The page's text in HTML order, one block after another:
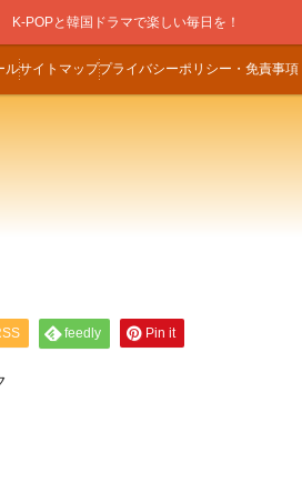
K-POPと韓国ドラマで楽しい毎日を！
ルサイトマッププライバシーポリシー・免責事項
feedly Pin it